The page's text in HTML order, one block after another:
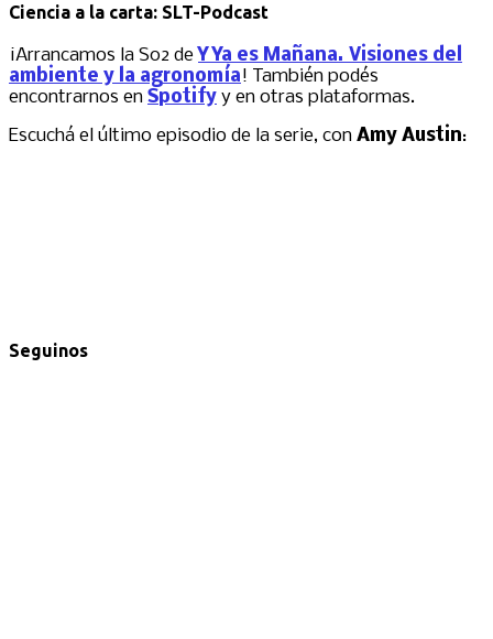
Ciencia a la carta: SLT-Podcast
¡Arrancamos la S02 deY Ya es Mañana. Visiones del
ambiente y la agronomía! También podés
encontrarnos en Spotify y en otras plataformas.
Escuchá el último episodio de la serie, con Amy Austin:
Seguinos